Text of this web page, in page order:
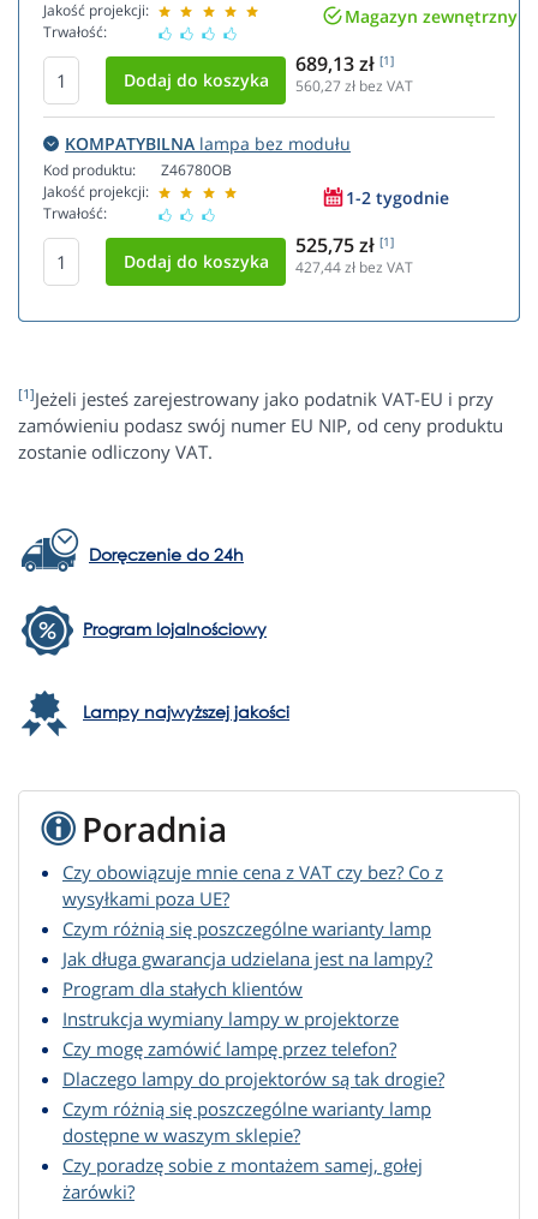
Jakość projekcji:
Trwałość:
Magazyn zewnętrzny
689,13 zł [1]
560,27 zł bez VAT
KOMPATYBILNA lampa bez modułu
Kod produktu:
Jakość projekcji:
Trwałość:
Z46780OB
1-2 tygodnie
525,75 zł [1]
427,44zł bez VAT
[1]Jeżeli jesteś zarejestrowany jako podatnik VAT-EU i przy
zamówieniu podasz swój numer EU NIP, od ceny produktu
zostanie odliczony VAT.
Doręczenie do 24h
Program lojalnościowy
Lampy najwyższej jakości
Poradnia
Czy obowiązuje mnie cena z VAT czy bez? Co z
wysyłkami poza UE?
Czym różnią się poszczególne warianty lamp
Jak długa gwarancja udzielana jest na lampy?
Program dla stałych klientów
Instrukcja wymiany lampy w projektorze
Czy mogę zamówić lampę przez telefon?
Dlaczego lampy do projektorów są tak drogie?
Czym różnią się poszczególne warianty lamp
dostępne w waszym sklepie?
Czy poradzę sobie z montażem samej, gołej
żarówki?